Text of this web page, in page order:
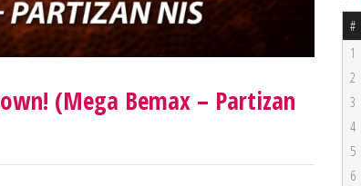
(Mega Bemax – Partizan
#
1
2
3
4
5
6